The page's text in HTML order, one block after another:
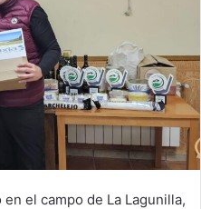
el campo de La Lagunilla,